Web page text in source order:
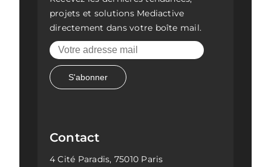
projets et solutions Mediactive
directement dans votre boîte mail.
Contact
4 Cité Paradis, 75010 Paris